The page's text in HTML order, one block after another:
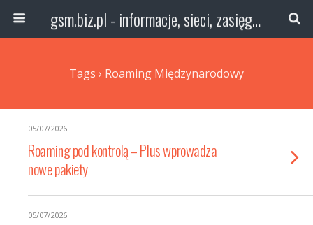
gsm.biz.pl - informacje, sieci, zasięg technologie
Tags › Roaming Międzynarodowy
05/07/2026
Roaming pod kontrolą – Plus wprowadza
nowe pakiety
05/07/2026